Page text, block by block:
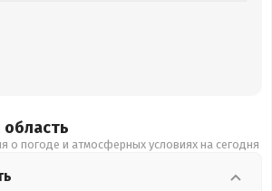
область
о погоде и атмосферных условиях на сегодня